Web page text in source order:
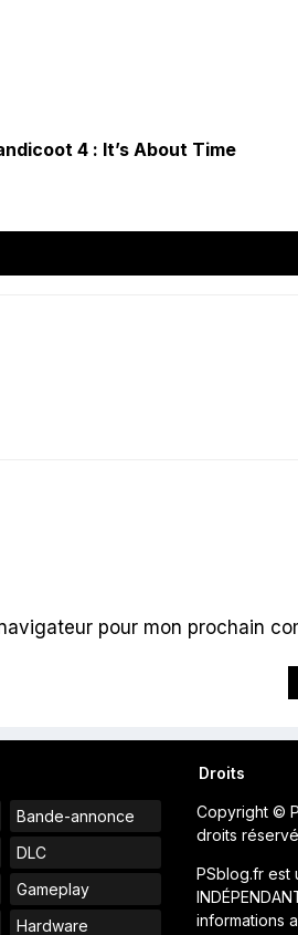
4 : It’s About Time
pour mon prochain
Bande-annonce
DLC
Gameplay
Hardware
Droits
Copyright ©
droits
PSblog.fr est
informations